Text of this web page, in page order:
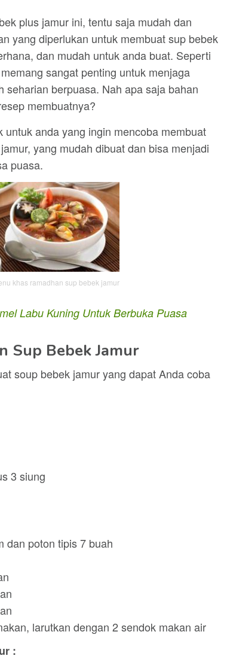
plus jamur ini, tentu saja mudah dan
yang diperlukan untuk membuat sup bebek
dan mudah untuk anda buat. Seperti
sangat penting untuk menjaga
seharian berpuasa. Nah apa saja bahan
membuatnya?
anda yang ingin mencoba membuat
yang mudah dibuat dan bisa menjadi
puasa.
khas ramadhan sup bebek jamur
Labu Kuning Untuk Berbuka Puasa
Sup Bebek Jamur
soup bebek jamur yang dapat Anda coba
3 siung
dan poton tipis 7 buah
larutkan dengan 2 sendok makan air
: